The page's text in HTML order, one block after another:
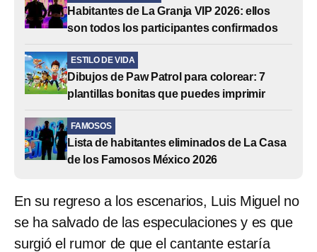
Habitantes de La Granja VIP 2026: ellos
son todos los participantes confirmados
ESTILO DE VIDA
Dibujos de Paw Patrol para colorear: 7
plantillas bonitas que puedes imprimir
FAMOSOS
Lista de habitantes eliminados de La Casa
de los Famosos México 2026
En su regreso a los escenarios, Luis Miguel no
se ha salvado de las especulaciones y es que
surgió el rumor de que el cantante estaría